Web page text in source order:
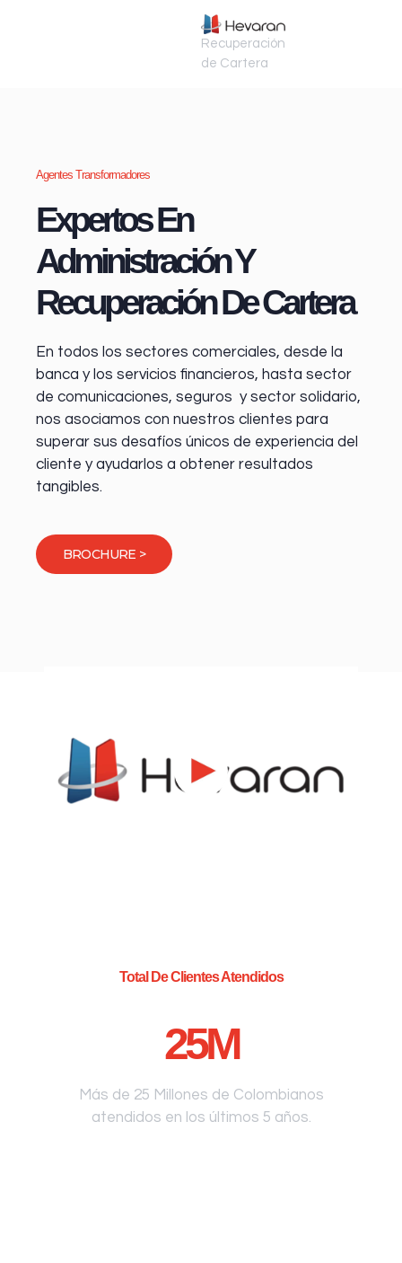
Recuperación
de Cartera
Agentes Transformadores
Expertos En
Administración Y
Recuperación De Cartera
En todos los sectores comerciales, desde la
banca y los servicios financieros, hasta sector
de comunicaciones, seguros y sector solidario,
nos asociamos con nuestros clientes para
superar sus desafíos únicos de experiencia del
cliente y ayudarlos a obtener resultados
tangibles.
BROCHURE >
Total De Clientes Atendidos
25M
Más de 25 Millones de Colombianos
atendidos en los últimos 5 años.